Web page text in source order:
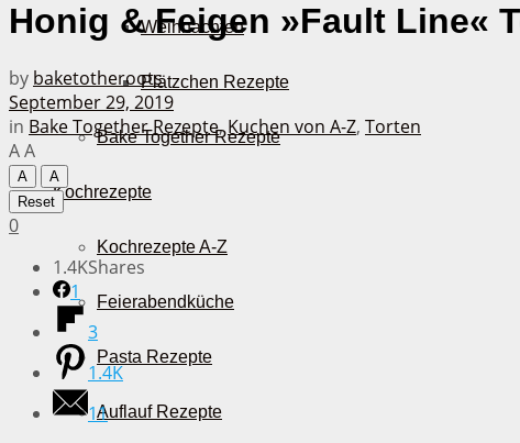
Weihnachten
Plätzchen Rezepte
Bake Together Rezepte
Kochrezepte
Kochrezepte A-Z
Feierabendküche
Pasta Rezepte
Auflauf Rezepte
Honig & Feigen »Fault Line«
by baketotheroots
September 29, 2019
in Bake Together Rezepte,Kuchen von A-Z, Torten
AA
A
A
Reset
0
1.4KShares
1
3
1.4K
11